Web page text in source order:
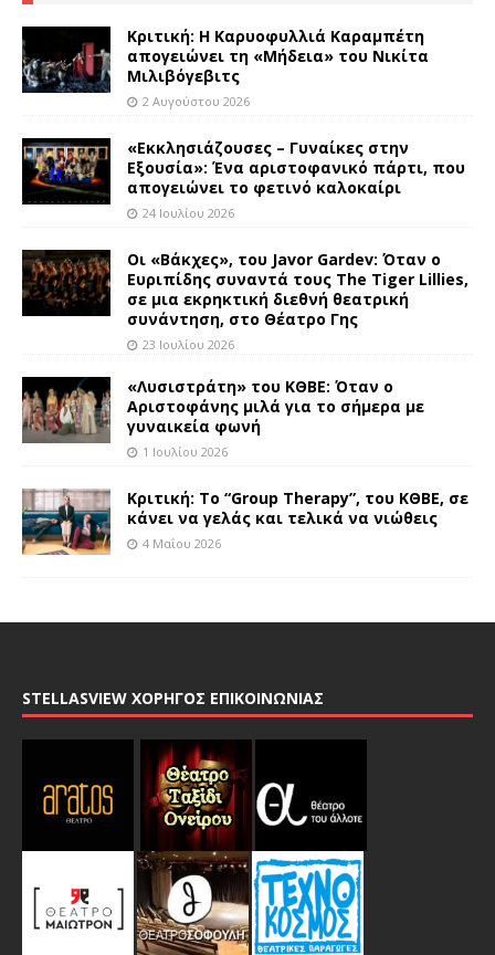
Κριτική: Η Καρυοφυλλιά Καραμπέτη
απογειώνει τη «Μήδεια» του Νικίτα
Μιλιβόγεβιτς
2 Αυγούστου 2026
«Εκκλησιάζουσες – Γυναίκες στην
Εξουσία»: Ένα αριστοφανικό πάρτι, που
απογειώνει το φετινό καλοκαίρι
24 Ιουλίου 2026
Οι «Βάκχες», του Javor Gardev: Όταν ο
Ευριπίδης συναντά τους The Tiger Lillies,
σε μια εκρηκτική διεθνή θεατρική
συνάντηση, στο Θέατρο Γης
23 Ιουλίου 2026
«Λυσιστράτη» του ΚΘΒΕ: Όταν ο
Αριστοφάνης μιλά για το σήμερα με
γυναικεία φωνή
1 Ιουλίου 2026
Κριτική: Το “Group Therapy”, του ΚΘΒΕ, σε
κάνει να γελάς και τελικά να νιώθεις
4 Μαΐου 2026
STELLASVIEW ΧΟΡΗΓΟΣ ΕΠΙΚΟΙΝΩΝΙΑΣ